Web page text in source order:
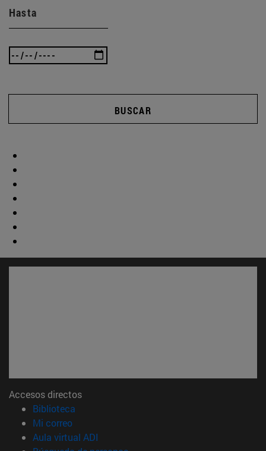
Hasta
BUSCAR
Accesos directos
Biblioteca
Mi correo(abre en nueva ventana)
Aula virtual ADI